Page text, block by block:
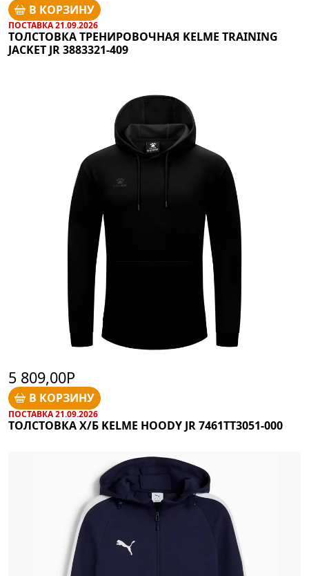
В КОРЗИНУ
ПОСТАВКА 21.09.2026
ТОЛСТОВКА ТРЕНИРОВОЧНАЯ KELME TRAINING
JACKET JR 3883321-409
5 809,00Р
В КОРЗИНУ
ПОСТАВКА 21.09.2026
ТОЛСТОВКА Х/Б KELME HOODY JR 7461TT3051-000